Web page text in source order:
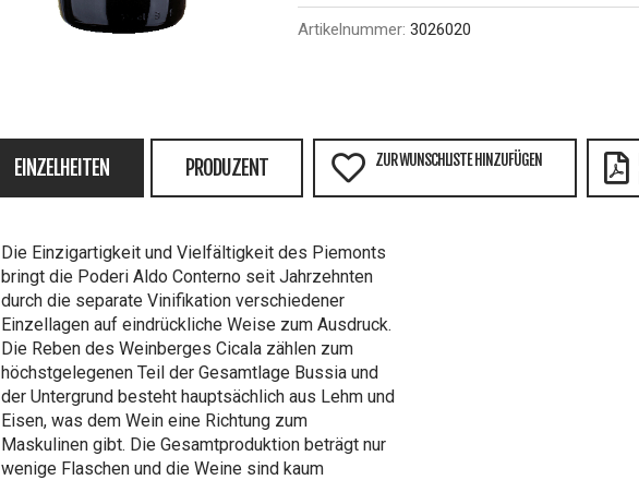
Artikelnummer: 3026020
EINZELHEITEN PRODUZENT ZUR WUNSCHLISTE HINZUFÜGEN
Die Einzigartigkeit und Vielfältigkeit des Piemonts
bringt die Poderi Aldo Conterno seit Jahrzehnten
durch die separate Vinifikation verschiedener
Einzellagen auf eindrückliche Weise zum Ausdruck.
Die Reben des Weinberges Cicala zählen zum
höchstgelegenen Teil der Gesamtlage Bussia und
der Untergrund besteht hauptsächlich aus Lehm und
Eisen, was dem Wein eine Richtung zum
Maskulinen gibt. Die Gesamtproduktion beträgt nur
wenige Flaschen und die Weine sind kaum